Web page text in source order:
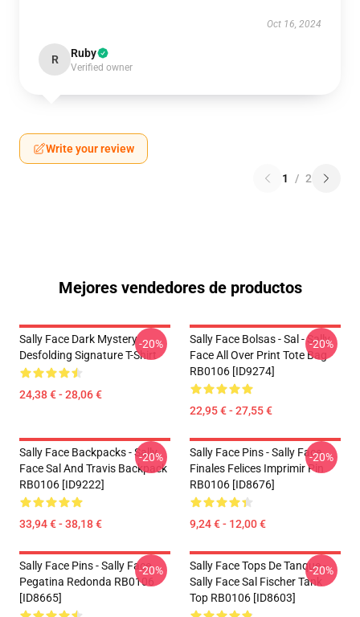
Oct 16, 2024
R Ruby
Verified owner
Write your review
1 / 2
Mejores vendedores de productos
Sally Face Dark Mystery
Desfolding Signature T-Shirt
24,38 € - 28,06 €
-20%
Sally Face Bolsas - Sal - Sally
Face All Over Print Tote Bag
RB0106 [ID9274]
22,95 € - 27,55 €
-20%
Sally Face Backpacks - Sally
Face Sal And Travis Backpack
RB0106 [ID9222]
33,94 € - 38,18 €
-20%
Sally Face Pins - Sally Face
Finales Felices Imprimir Pin
RB0106 [ID8676]
9,24 € - 12,00 €
-20%
Sally Face Pins - Sally Face
Pegatina Redonda RB0106
[ID8665]
-20%
Sally Face Tops De Tanque -
Sally Face Sal Fischer Tank
Top RB0106 [ID8603]
-20%